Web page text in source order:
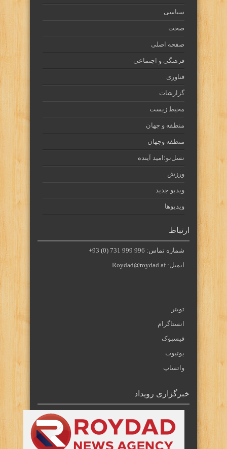
سیاسی
صحت
صفحه اصلی
فرهنگی و اجتماعی
فناوری
گزارشات
محیط زیست
منطقه و جهان
منطقه وجهان
نسل‌نو؛امید آینده
ورزش
ویدیو جدید
ویدیوها
ارتباط
شماره تماس: 996 999 731 (0) 93+
ایمیل: Roydad@roydad.af
تویتر
انستاگرام
فیسبوک
یوتیوب
واتساپ
خبرگزاری رویداد